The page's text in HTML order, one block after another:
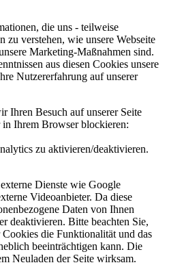
die uns - teilweise
zu verstehen, wie unsere Webseite
Marketing-Maßnahmen sind.
aus diesen Cookies unsere
Nutzererfahrung auf unserer
Ihren Besuch auf unserer Seite
Ihrem Browser blockieren:
zu aktivieren/deaktivieren.
Dienste wie Google
Videoanbieter. Da diese
Daten von Ihnen
deaktivieren. Bitte beachten Sie,
die Funktionalität und das
beeinträchtigen kann. Die
Neuladen der Seite wirksam.